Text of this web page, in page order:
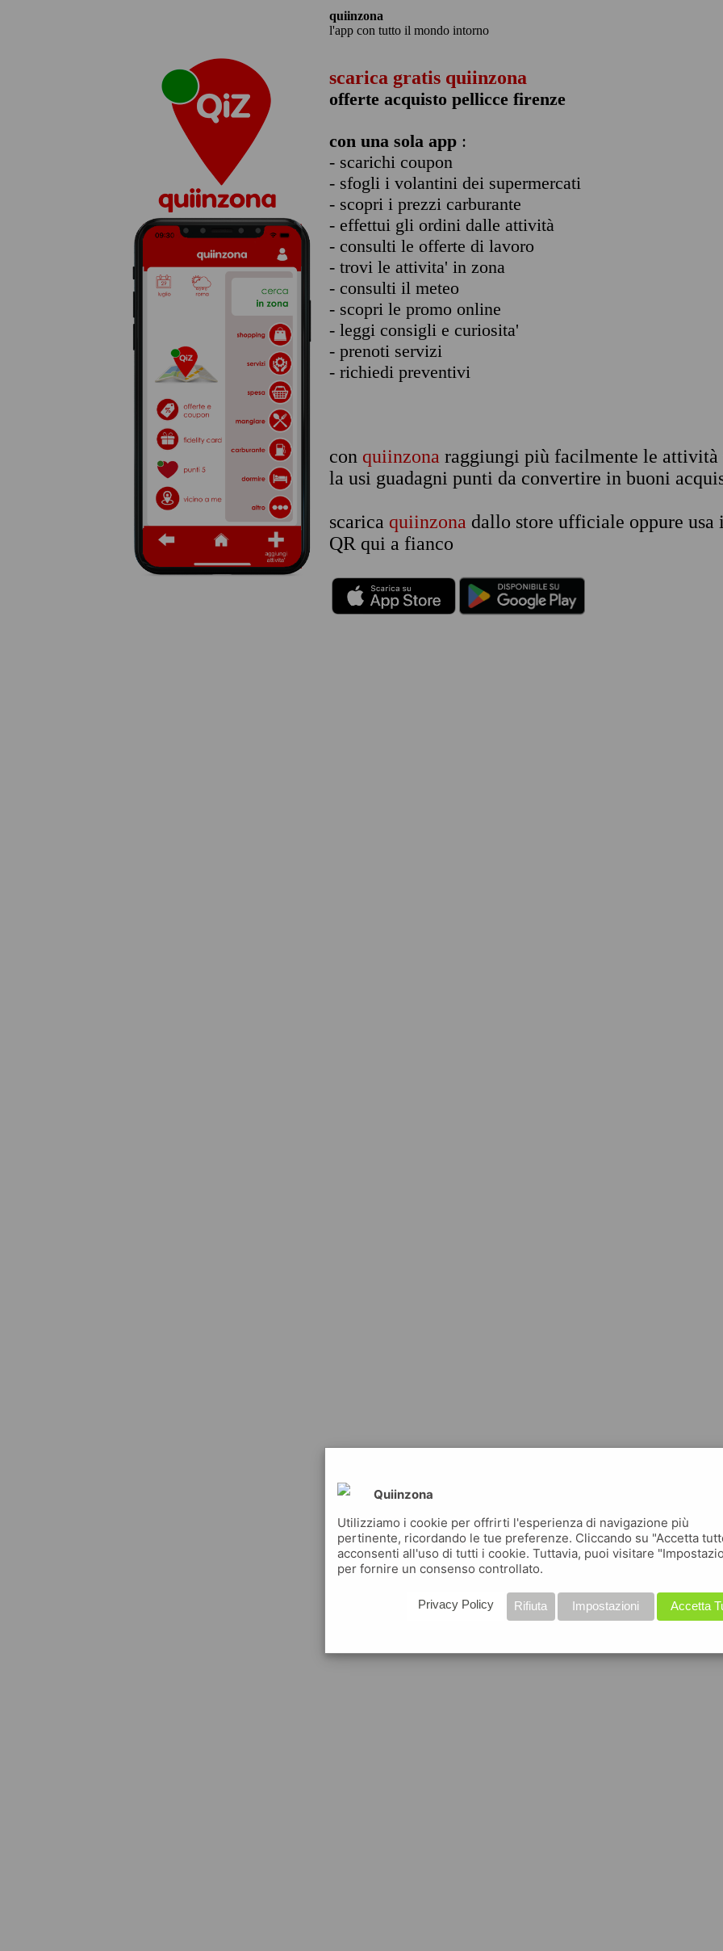
quiinzona
l'app con tutto il mondo intorno
scarica gratis quiinzona
offerte acquisto pellicce firenze
con una sola app :
- scarichi coupon
- sfogli i volantini dei supermercati
- scopri i prezzi carburante
- effettui gli ordini dalle attività
- consulti le offerte di lavoro
- trovi le attivita' in zona
- consulti il meteo
- scopri le promo online
- leggi consigli e curiosita'
- prenoti servizi
- richiedi preventivi
con quiinzona raggiungi più facilmente le attività
la usi guadagni punti da convertire in buoni
scarica quiinzona dallo store ufficiale oppure usa
QR qui a fianco
Quiinzona
Utilizziamo i cookie per offrirti l'esperienza di navigazione più
pertinente, ricordando le tue preferenze. Cliccando su "Accetta
acconsenti all'uso di tutti i cookie. Tuttavia, puoi visitare
per fornire un consenso controllato.
Accetta
Impostazioni
Rifiuta
Privacy Policy